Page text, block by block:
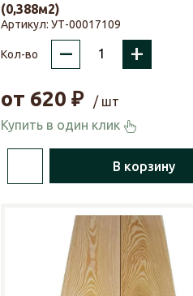
(0,388м2)
Артикул: УТ-00017109
Кол-во – +
от 620 ₽
/ шт
Купить в один клик
В корзину